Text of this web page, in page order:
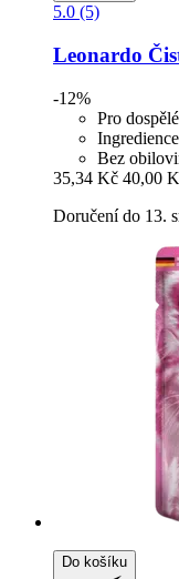
5.0 (5)
Leonardo
-12%
Pro
Bez
35,34 Kč 40,00
Doručení do 13.
Do košíku